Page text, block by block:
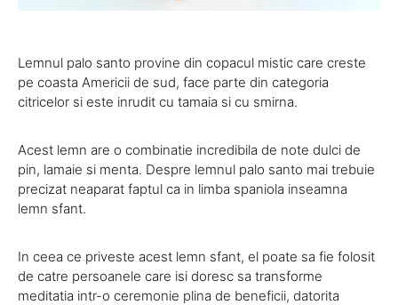
Lemnul palo santo provine din copacul mistic care creste
pe coasta Americii de sud, face parte din categoria
citricelor si este inrudit cu tamaia si cu smirna.
Acest lemn are o combinatie incredibila de note dulci de
pin, lamaie si menta. Despre lemnul palo santo mai trebuie
precizat neaparat faptul ca in limba spaniola inseamna
lemn sfant.
In ceea ce priveste acest lemn sfant, el poate sa fie folosit
de catre persoanele care isi doresc sa transforme
meditatia intr-o ceremonie plina de beneficii, datorita